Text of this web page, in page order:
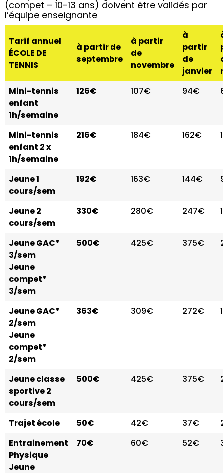
(compet – 10-13 ans) doivent être validés par
l’équipe enseignante
Tarif annuel
ÉCOLE DE
TENNIS
à partir de
septembre
à partir
de
novembre
à
partir
de
janvier
Mini-tennis
enfant
1h/semaine
126€ 107€ 94€
Mini-tennis
enfant 2 x
1h/semaine
216€ 184€ 162€
Jeune 1
cours/sem
192€ 163€ 144€
Jeune 2
cours/sem
330€ 280€ 247€
Jeune GAC*
3/sem
Jeune
compet*
3/sem
500€ 425€ 375€
Jeune GAC*
2/sem
Jeune
compet*
2/sem
363€ 309€ 272€
Jeune classe
sportive 2
cours/sem
500€ 425€ 375€
Trajet école 50€ 42€ 37€
Entrainement
Physique
Jeune
70€ 60€ 52€